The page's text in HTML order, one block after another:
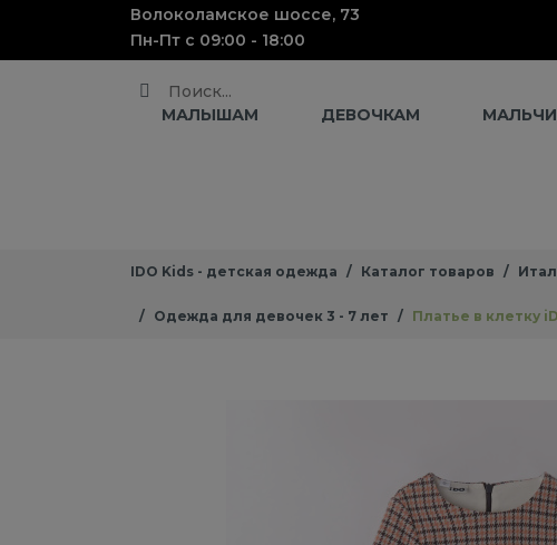
Волоколамское шоссе, 73
Пн-Пт с 09:00 - 18:00
Поиск
МАЛЫШАМ ДЕВОЧКАМ
IDO Kids - детская одежда Каталог товаров
Одежда для девочек 3 - 7 лет Платье в клетку